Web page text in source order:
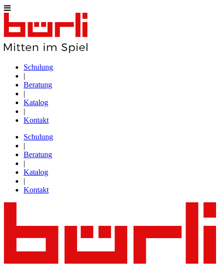
Schulung
|
Beratung
|
Katalog
|
Kontakt
Schulung
|
Beratung
|
Katalog
|
Kontakt